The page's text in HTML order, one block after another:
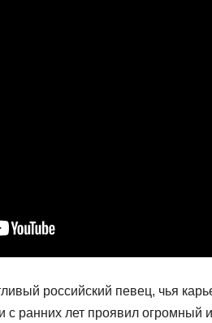
российский певец, чья
с ранних лет проявил огромный